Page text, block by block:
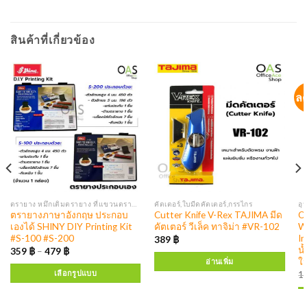
สินค้าที่เกี่ยวข้อง
ตรายางภาษาอังกฤษ ประกอบ
เองได้ SHINY DIY Printing Kit
#S-100 #S-200
359 ฿– 479 ฿
เลือกรูปแบบ
คัตเตอร์,ใบมีดคัตเตอร์,กรรไกร
Cutter Knife V-Rex TAJIMA มีด
คัตเตอร์ วีเล็ค ทาจิม่า #VR-102
389 ฿
อ่านเพิ่ม
ล
น้
ใ